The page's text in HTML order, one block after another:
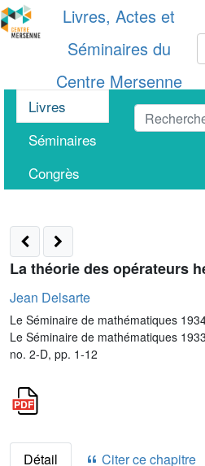
Livres, Actes et
Séminaires du
Centre Mersenne
Livres
Séminaires
Congrès
La théorie des opérateurs
Jean Delsarte
Le Séminaire de mathématiques
Le Séminaire de mathématiques
no. 2-D, pp. 1-12
Détail Citer ce chapitre